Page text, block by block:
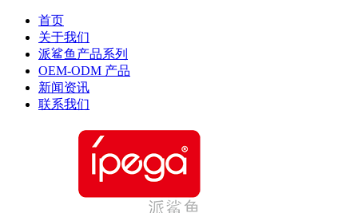
首页
关于我们
派鲨鱼产品系列
OEM-ODM 产品
新闻资讯
联系我们